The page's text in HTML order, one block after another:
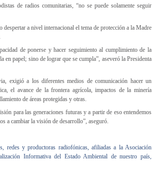
de radios comunitarias, “no se puede solamente seguir
a nivel internacional el tema de protección a la Madre
de ponerse y hacer seguimiento al cumplimiento de la
papel; sino de lograr que se cumpla”, aseveró la Presidenta
exigió a los diferentes medios de comunicación hacer un
el avance de la frontera agrícola, impactos de la minería
de áreas protegidas y otras.
para las generaciones futuras y a partir de eso entendemos
a cambiar la visión de desarrollo”, aseguró.
redes y productoras radiofónicas, afiliadas a la Asociación
Informativa del Estado Ambiental de nuestro país,